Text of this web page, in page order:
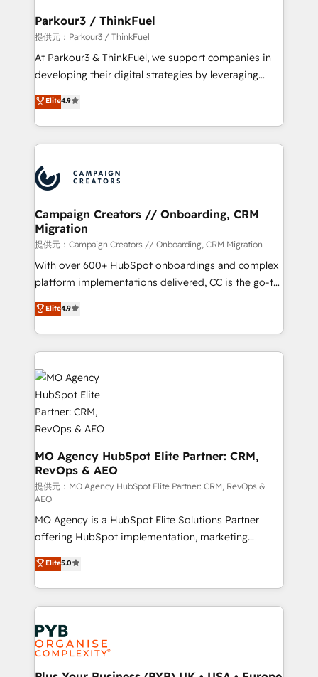
companies scale faster and smarter. 🔹 BOOMS:
Demand generation for all your buyers With BOOMS,
you invest in 100% of your buyers, accelerating your
growth and positioning yourself as an undisputed
transformation process A methodology designed to
implement HubSpot effectively and optimize your
record of business transformation, our growth-first
approach has helped brands dominate their
Parkour3 / ThinkFuel
提供元：Parkour3 / ThinkFuel
At Parkour3 & ThinkFuel, we support companies in
developing their digital strategies by leveraging
technologies and automating their marketing and
sales processes to generate growth. Our offer spans
from Strategy to Operations. We specialize in CRM
onboarding and implementation, web design, sales
extensive experience working with tech companies
and manufacturers since 2002, we are committed to
empowering our clients and developing their
autonomy. Get to grips with HubSpot through
guided implementation and seamless integration of
the CRM platform into your digital ecosystem. Would
you like support in deploying your inbound
to your needs and sales objectives. With 125+
certifications, we are part of the most certified
services are offered in both English & French.
Elite4.9
Campaign Creators // Onboarding, CRM
Migration
提供元：Campaign Creators // Onboarding, CRM Migration
With over 600+ HubSpot onboardings and complex
platform implementations delivered, CC is the go-to
Elite Solutions Partner for businesses ready to
migrate, replatform, and scale smarter. We specialize
in high-impact CRM and CMS migrations and
onboarding from platforms like Salesforce, NetSuite,
Zoho, Pardot, Marketo, Microsoft Dynamics, Wix,
WordPress and legacy CRMs, turning fragmented
systems into unified, growth-ready HubSpot
architectures that accelerate revenue operations and
performance. - Multi-object CRM migration, cleanup,
and implementation. - Pre-built and custom
integrations across your full tech stack. - Custom
object setup, CMS builds, and full-funnel automation.
- Dashboards, lifecycle campaigns, and lead
nurturing sequences. - Cross-hub setup across
Marketing, Sales, Operations, and Service Hubs. -
Ongoing optimization, managed support, and
scalable retainers. Let’s make HubSpot your most
powerful growth engine. Built to convert, scale, and
drive results.
Elite4.9
MO Agency HubSpot Elite Partner: CRM,
RevOps & AEO
提供元：MO Agency HubSpot Elite Partner: CRM, RevOps &
AEO
MO Agency is a HubSpot Elite Solutions Partner
offering HubSpot implementation, marketing
automation, CRM and RevOps consulting, data
architecture, sales enablement, lifecycle automation,
lead scoring and revenue reporting. HubSpot,
Salesforce and integrated enterprise stacks. Digital
Marketing, Answer Engine Optimisation, and
Generative Engine Optimisation (AI Search),
HubSpot Content Hub, WordPress development,
B2B SEO, paid media, and content. We work with
Elite5.0